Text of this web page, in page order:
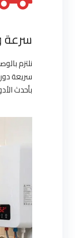
سرعة
نلتزم
سريعة
بأحدث